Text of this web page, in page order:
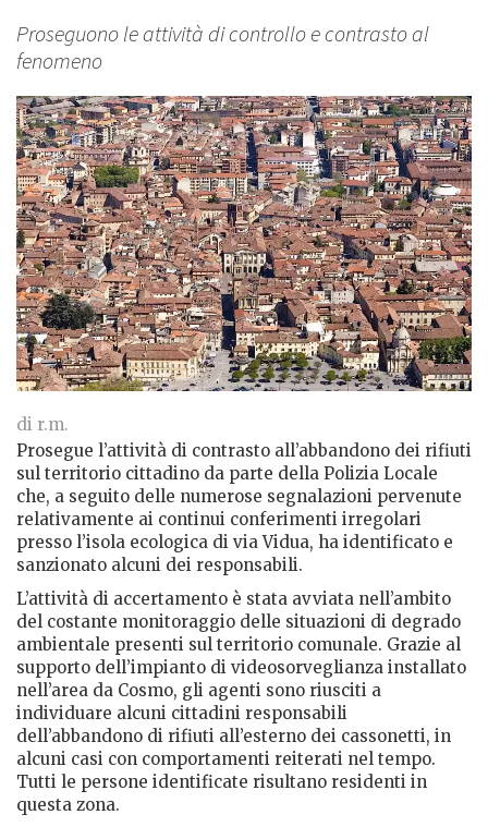
Proseguono le attività di controllo e contrasto al
fenomeno
di r.m.
Prosegue l’attività di contrasto all’abbandono dei rifiuti
sul territorio cittadino da parte della Polizia Locale
che, a seguito delle numerose segnalazioni pervenute
relativamente ai continui conferimenti irregolari
presso l’isola ecologica di via Vidua, ha identificato e
sanzionato alcuni dei responsabili.
L’attività di accertamento è stata avviata nell’ambito
del costante monitoraggio delle situazioni di degrado
ambientale presenti sul territorio comunale. Grazie al
supporto dell’impianto di videosorveglianza installato
nell’area da Cosmo, gli agenti sono riusciti a
individuare alcuni cittadini responsabili
dell’abbandono di rifiuti all’esterno dei cassonetti, in
alcuni casi con comportamenti reiterati nel tempo.
Tutti le persone identificate risultano residenti in
questa zona.